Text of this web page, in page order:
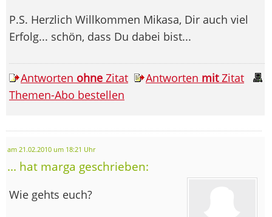
P.S. Herzlich Willkommen Mikasa, Dir auch viel
Erfolg... schön, dass Du dabei bist...
Antworten ohne Zitat Antworten mitZitat
Themen-Abo bestellen
am 21.02.2010 um 18:21 Uhr
... hat marga geschrieben:
Wie gehts euch?